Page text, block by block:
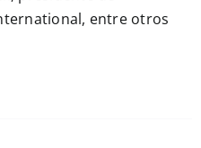
entre otros